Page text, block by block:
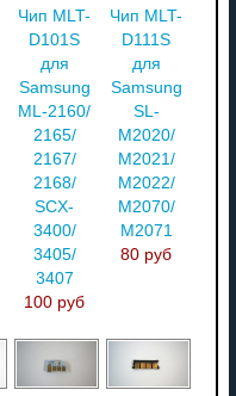
Чип MLT-
D101S
для
Samsung
ML-2160/
2165/
2167/
2168/
SCX-
3400/
3405/
3407
100 руб
Чип MLT-
D111S
для
Samsung
SL-
M2020/
M2021/
M2022/
M2070/
M2071
80 руб